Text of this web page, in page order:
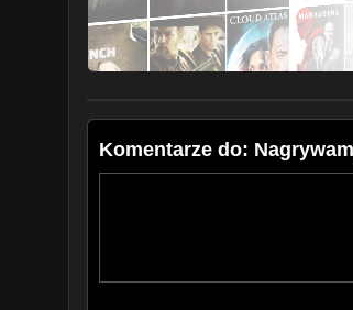
Komentarze do: